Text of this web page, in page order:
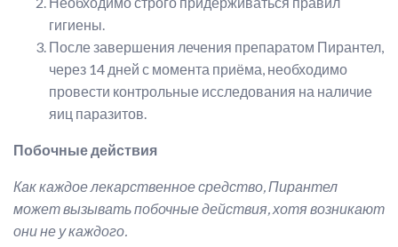
гигиены.
После завершения лечения препаратом Пирантел,
через 14 дней с момента приёма, необходимо
провести контрольные исследования на наличие
яиц паразитов.
Побочные действия
Как каждоелекарственное средство, Пирантел
может вызывать побочные действия, хотя возникают
они не у каждого.